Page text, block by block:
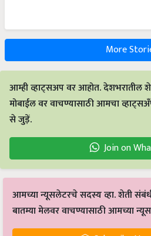
More
आम्ही व्हाट्सअप वर आहोत. देशभरातील
मोबाईल वर वाचण्यासाठी आमचा
से जुड़ें.
Join on
आमच्या न्यूसलेटरचे सदस्य व्हा. शेती
बातम्या मेलवर वाचण्यासाठी आमच्या
Subscribe